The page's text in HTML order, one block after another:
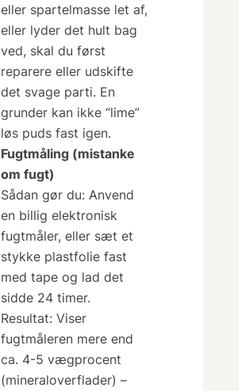
eller spartelmasse let af,
eller lyder det hult bag
ved, skal du først
reparere eller udskifte
det svage parti. En
grunder kan ikke “lime”
løs puds fast igen.
Fugtmåling (mistanke
om fugt)
Sådan gør du: Anvend
en billig elektronisk
fugtmåler, eller sæt et
stykke plastfolie fast
med tape og lad det
sidde 24 timer.
Resultat: Viser
fugtmåleren mere end
ca. 4-5 vægprocent
(mineraloverflader) –